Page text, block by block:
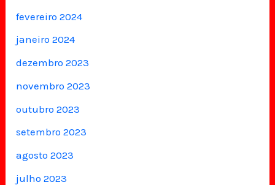
fevereiro 2024
janeiro 2024
dezembro 2023
novembro 2023
outubro 2023
setembro 2023
agosto 2023
julho 2023